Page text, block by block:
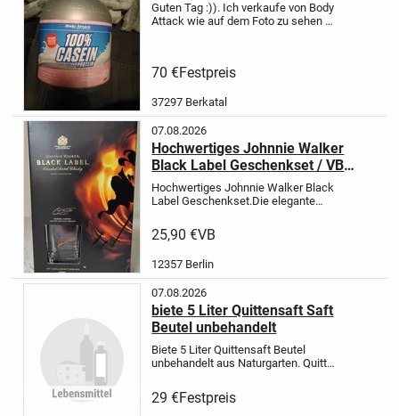
Guten Tag :)). Ich verkaufe von Body
Attack wie auf dem Foto zu sehen 💯
der Geschmack...
70 €Festpreis
37297 Berkatal
07.08.2026
Hochwertiges Johnnie Walker
Black Label Geschenkset / VB
25,90 €
Hochwertiges Johnnie Walker Black
Label Geschenkset.Die elegante
Flasche des 12 Jahre alten Blended
Scotch Whiskys, sowie 2 org.
25,90 €VB
12357 Berlin
07.08.2026
biete 5 Liter Quittensaft Saft
Beutel unbehandelt
Biete 5 Liter Quittensaft Beutel
unbehandelt aus Naturgarten.Quitten
für Gelee, Quittenbrot, Likör usw.
Versand! Weiß nicht, ob das heil
29 €Festpreis